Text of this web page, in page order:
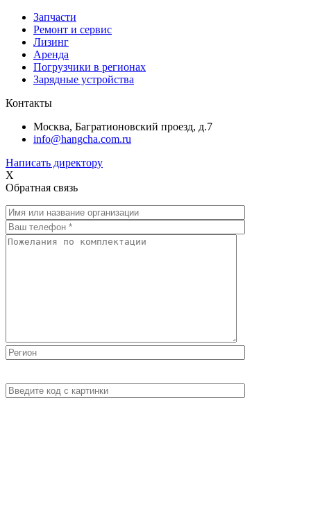
Запчасти
Ремонт и сервис
Лизинг
Аренда
Погрузчики в регионах
Зарядные устройства
Контакты
Москва, Багратионовский проезд, д.7
info@hangcha.com.ru
Написать директору
X
Обратная связь